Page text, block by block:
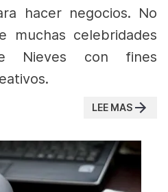
hacer negocios. No
muchas celebridades
Nieves con fines
LEE MAS